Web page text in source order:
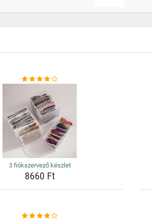
3 fiókszervező készlet
8660 Ft